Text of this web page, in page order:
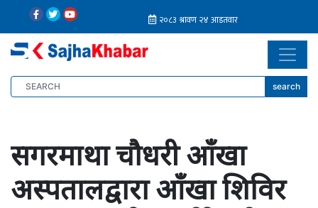
search
सगरमाथा चौधरी आँखा
अस्पतालद्वारा आँखा शिविर